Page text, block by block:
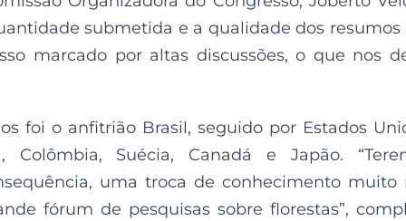
submetida e a qualidade dos resumos
marcado por altas discussões, o que nos
foi o anfitrião Brasil, seguido por Estados
Colômbia, Suécia, Canadá e Japão.
uma troca de conhecimento muito
fórum de pesquisas sobre florestas”,